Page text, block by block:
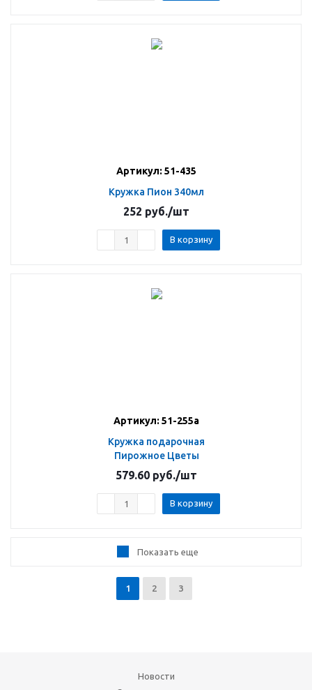
Артикул: 51-435
Кружка Пион 340мл
252 руб./шт
В корзину
Артикул: 51-255а
Кружка подарочная
Пирожное Цветы
579.60 руб./шт
В корзину
Показать еще
1 2 3
Новости